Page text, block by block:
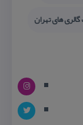
های تهران